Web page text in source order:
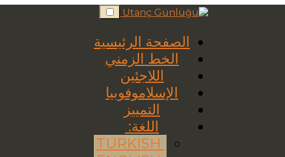
Skip
to
الصفحة الرئيسية
الخط الزمني
اللاجئين
الإسلاموفوبيا
التمييز
اللغة: